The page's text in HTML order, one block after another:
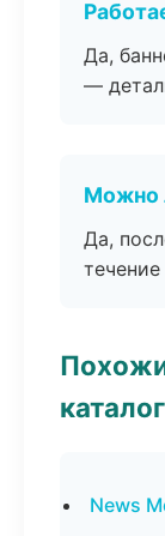
Да,
—
Можно
Да,
каталог
News